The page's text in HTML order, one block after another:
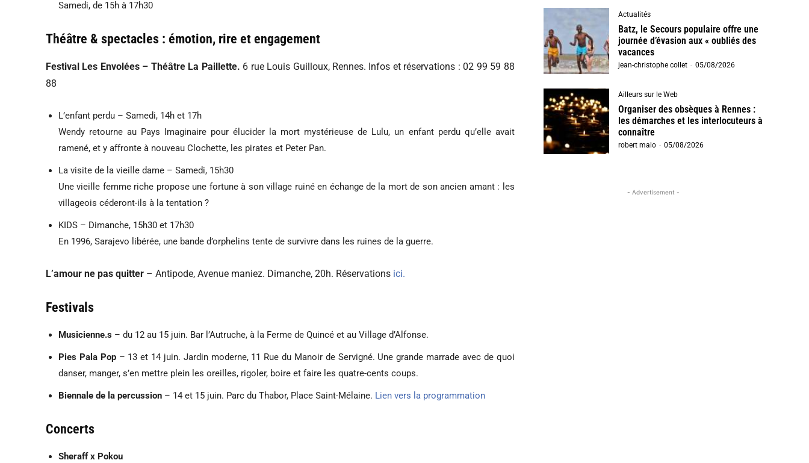
Samedi, de 15h à 17h30
Théâtre & spectacles : émotion, rire et engagement
Festival Les Envolées – Théâtre La Paillette. 6 rue Louis Guilloux, Rennes. Infos et réservations : 02 99 59 88
88
L’enfant perdu – Samedi, 14h et 17h
Wendy retourne au Pays Imaginaire pour élucider la mort mystérieuse de Lulu, un enfant perdu qu’elle avait
ramené, et y affronte à nouveau Clochette, les pirates et Peter Pan.
La visite de la vieille dame – Samedi, 15h30
Une vieille femme riche propose une fortune à son village ruiné en échange de la mort de son ancien amant : les
villageois céderont-ils à la tentation ?
KIDS – Dimanche, 15h30 et 17h30
En 1996, Sarajevo libérée, une bande d’orphelins tente de survivre dans les ruines de la guerre.
L’amour ne pas quitter – Antipode, Avenue maniez. Dimanche, 20h. Réservations ici.
Festivals
Musicienne.s – du 12 au 15 juin. Bar l’Autruche, à la Ferme de Quincé et au Village d’Alfonse.
Pies Pala Pop – 13 et 14 juin. Jardin moderne, 11 Rue du Manoir de Servigné. Une grande marrade avec de quoi
danser, manger, s’en mettre plein les oreilles, rigoler, boire et faire les quatre-cents coups.
Biennale de la percussion – 14 et 15 juin. Parc du Thabor, Place Saint-Mélaine. Lien vers la programmation
Concerts
Sheraff x Pokou
Actualités
Batz, le Secours populaire offre une
journée d’évasion aux « oubliés des
vacances
jean-christophe collet - 05/08/2026
Ailleurs sur le Web
Organiser des obsèques à Rennes :
les démarches et les interlocuteurs à
connaître
robert malo - 05/08/2026
- Advertisement -